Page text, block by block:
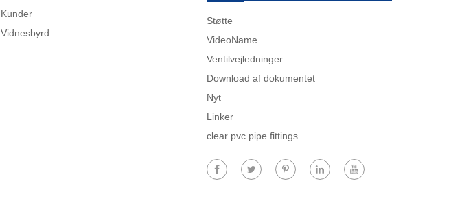
Kunder
Vidnesbyrd
Støtte
VideoName
Ventilvejledninger
Download af dokumentet
Nyt
Linker
clear pvc pipe fittings